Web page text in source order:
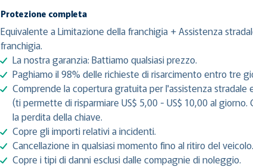
Protezione completa
Equivalente a Limitazione della franchigia + Assistenza
franchigia.
La nostra garanzia: Battiamo qualsiasi prezzo.
Paghiamo il 98% delle richieste di risarcimento entro tre
Comprende la copertura gratuita per l'assistenza stradale
(ti permette di risparmiare US$ 5,00 - US$ 10,00 al giorno.
la perdita della chiave.
Copre gli importi relativi a incidenti.
Cancellazione in qualsiasi momento fino al ritiro del veicolo.
Copre i tipi di danni esclusi dalle compagnie di noleggio.